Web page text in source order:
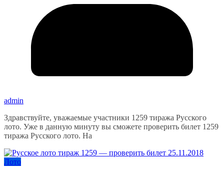
admin
Здравствуйте, уважаемые участники 1259 тиража Русского
лото. Уже в данную минуту вы сможете проверить билет 1259
тиража Русского лото. На
Лото